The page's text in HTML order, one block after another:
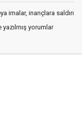
imalar, inançlara saldırı
yorumlar